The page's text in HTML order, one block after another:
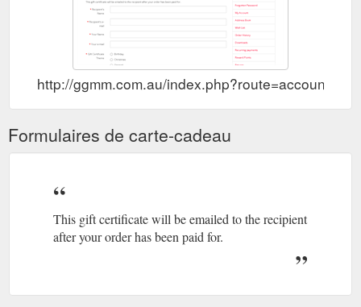
http://ggmm.com.au/index.php?route=account/
Formulaires de carte-cadeau
This gift certificate will be emailed to the recipient
after your order has been paid for.